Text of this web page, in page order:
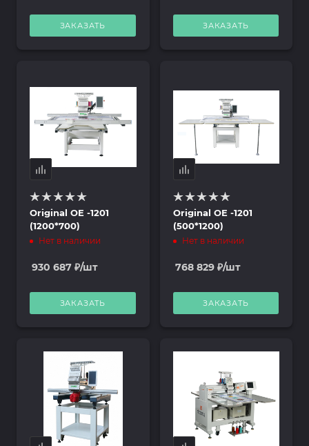
ЗАКАЗАТЬ ЗАКАЗАТЬ
Original OE -1201
(1200*700)
Нет в наличии
930 687 ₽/шт
ЗАКАЗАТЬ
Original OE -1201
(500*1200)
Нет в наличии
768 829₽/шт
ЗАКАЗАТЬ